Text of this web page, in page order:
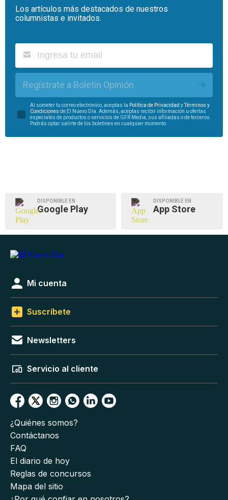
Los artículos más destacados de nuestros
columnistas e invitados.
Regístrate a Boletín Opinión
Al someter tu correo electrónico, aceptas la Política de Privacidad yTérminos y
Condiciones de El Nuevo Día. Además, aceptas recibir información u ofertas
especiales de productos o servicios de GFR Media, sus afiliadas o de terceros.
Podrás optar salirte de los boletines en cualquier momento.
DISPONIBLE EN
Google Play
DISPONIBLE EN
App Store
Mi cuenta
Suscríbete
Newsletters
Servicio al cliente
¿Quiénes somos?
Contáctanos
FAQ
El diario de hoy
Reglas de concursos
Mapa del sitio